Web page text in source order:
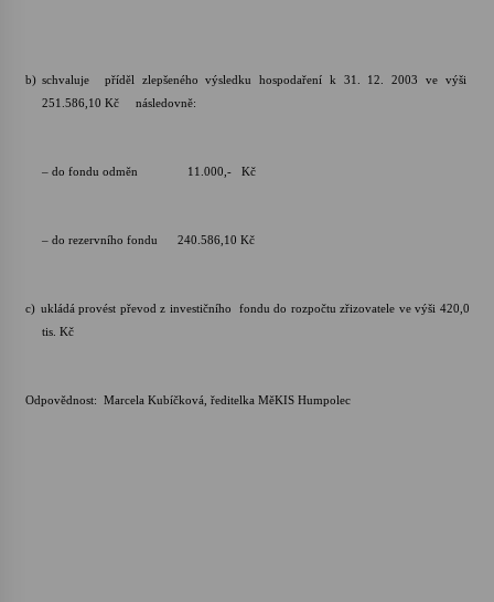
b) schvaluje příděl zlepšeného výsledku hospodaření k 31. 12. 2003 ve výši
251.586,10 Kč následovně:
– do fondu odměn 11.000,- Kč
– do rezervního fondu 240.586,10 Kč
c) ukládá provést převod z investičního fondu do rozpočtu zřizovatele ve výši 420,0
tis. Kč
Odpovědnost: Marcela Kubíčková, ředitelka MěKIS Humpolec